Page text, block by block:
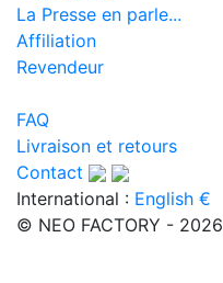
La Presse en parle...
Affiliation
Revendeur
FAQ
Livraison et retours
Contact
International : English €
© NEO FACTORY - 2026